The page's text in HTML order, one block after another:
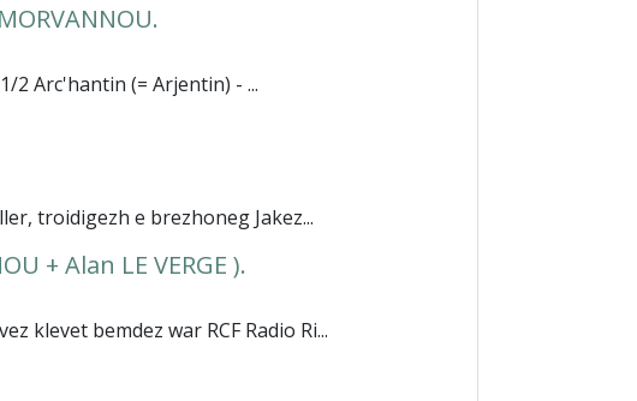
2 Arc'hantin (= Arjentin) - ...
troidigezh e brezhoneg Jakez...
+ Alan LE VERGE ).
klevet bemdez war RCF Radio Ri...